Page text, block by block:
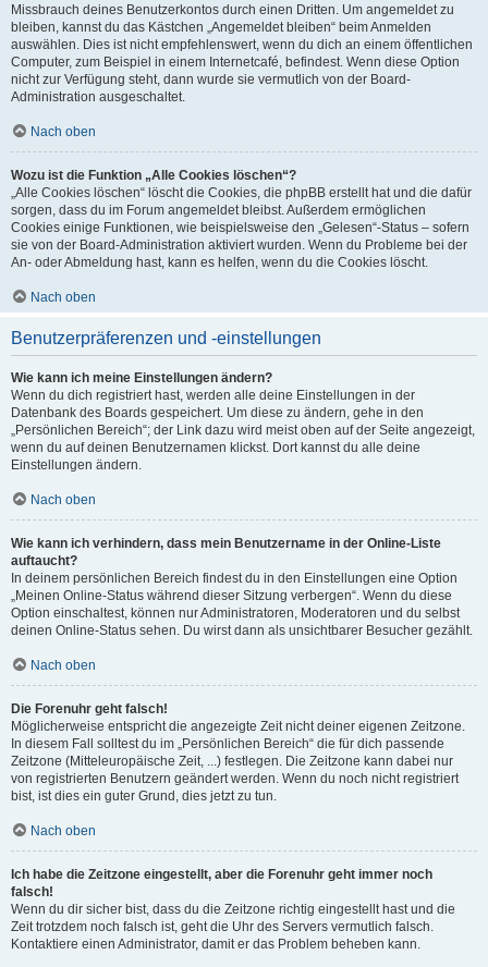
Missbrauch deines Benutzerkontos durch einen Dritten. Um angemeldet zu
bleiben, kannst du das Kästchen „Angemeldet bleiben“ beim Anmelden
auswählen. Dies ist nicht empfehlenswert, wenn du dich an einem öffentlichen
Computer, zum Beispiel in einem Internetcafé, befindest. Wenn diese Option
nicht zur Verfügung steht, dann wurde sie vermutlich von der Board-
Administration ausgeschaltet.
Nach oben
Wozu ist die Funktion „Alle Cookies löschen“?
„Alle Cookies löschen“ löscht die Cookies, die phpBB erstellt hat und die dafür
sorgen, dass du im Forum angemeldet bleibst. Außerdem ermöglichen
Cookies einige Funktionen, wie beispielsweise den „Gelesen“-Status – sofern
sie von der Board-Administration aktiviert wurden. Wenn du Probleme bei der
An- oder Abmeldung hast, kann es helfen, wenn du die Cookies löscht.
Nach oben
Benutzerpräferenzen und -einstellungen
Wie kann ich meine Einstellungen ändern?
Wenn du dich registriert hast, werden alle deine Einstellungen in der
Datenbank des Boards gespeichert. Um diese zu ändern, gehe in den
„Persönlichen Bereich“; der Link dazu wird meist oben auf der Seite angezeigt,
wenn du auf deinen Benutzernamen klickst. Dort kannst du alle deine
Einstellungen ändern.
Nach oben
Wie kann ich verhindern, dass mein Benutzername in der Online-Liste
auftaucht?
In deinem persönlichen Bereich findest du in den Einstellungen eine Option
„Meinen Online-Status während dieser Sitzung verbergen“. Wenn du diese
Option einschaltest, können nur Administratoren, Moderatoren und du selbst
deinen Online-Status sehen. Du wirst dann als unsichtbarer Besucher gezählt.
Nach oben
Die Forenuhr geht falsch!
Möglicherweise entspricht die angezeigte Zeit nicht deiner eigenen Zeitzone.
In diesem Fall solltest du im „Persönlichen Bereich“ die für dich passende
Zeitzone (Mitteleuropäische Zeit, ...) festlegen. Die Zeitzone kann dabei nur
von registrierten Benutzern geändert werden. Wenn du noch nicht registriert
bist, ist dies ein guter Grund, dies jetzt zu tun.
Nach oben
Ich habe die Zeitzone eingestellt, aber die Forenuhr geht immer noch
falsch!
Wenn du dir sicher bist, dass du die Zeitzone richtig eingestellt hast und die
Zeit trotzdem noch falsch ist, geht die Uhr des Servers vermutlich falsch.
Kontaktiere einen Administrator, damit er das Problem beheben kann.